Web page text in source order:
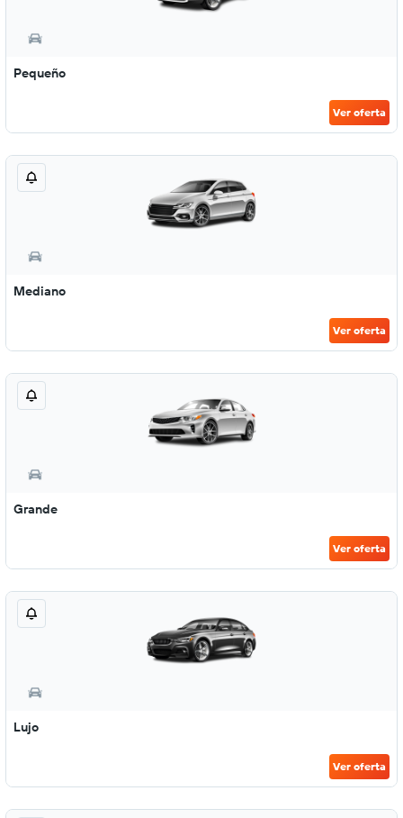
Pequeño
Ver oferta
Mediano
Ver oferta
Grande
Ver oferta
Lujo
Ver oferta